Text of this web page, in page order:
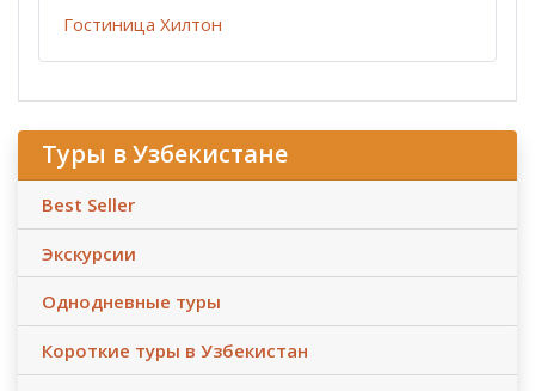
Гостиница Хилтон
Туры в Узбекистане
Best Seller
Экскурсии
Однодневные туры
Короткие туры в Узбекистан